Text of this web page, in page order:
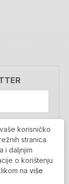
u bazu
korisničko
stranica.
i daljnjim
o korištenju
na više